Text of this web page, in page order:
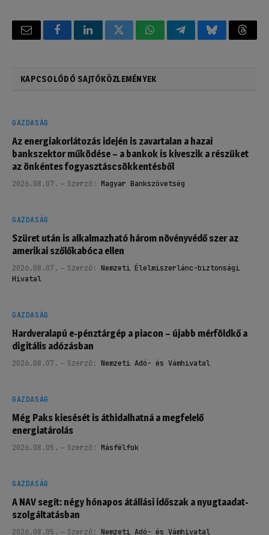
Email FacebookLinkedInTwitterWhatsAppTelegramBluesky
KAPCSOLÓDÓ SAJTÓKÖZLEMÉNYEK
GAZDASÁG
Az energiakorlátozás idején is zavartalan a hazai
bankszektor működése – a bankok is kiveszik a részüket
az önkéntes fogyasztáscsökkentésből
2026.08.07. Szerző: Magyar Bankszövetség
GAZDASÁG
Szüret után is alkalmazható három növényvédő szer az
amerikai szőlőkabóca ellen
2026.08.07. Szerző: Nemzeti Élelmiszerlánc-biztonsági
Hivatal
GAZDASÁG
Hardveralapú e-pénztárgép a piacon – újabb mérföldkő a
digitális adózásban
2026.08.07. Szerző: Nemzeti Adó- és Vámhivatal
GAZDASÁG
Még Paks kiesését is áthidalhatná a megfelelő
energiatárolás
2026.08.05. Szerző: Másfélfok
GAZDASÁG
A NAV segít: négy hónapos átállási időszak a nyugtaadat-
szolgáltatásban
2026.08.05. Szerző: Nemzeti Adó- és Vámhivatal